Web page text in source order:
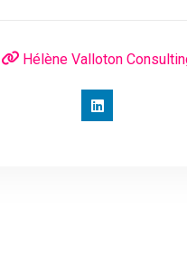
Hélène Valloton